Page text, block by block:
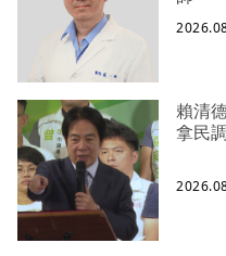
賴清
拿民